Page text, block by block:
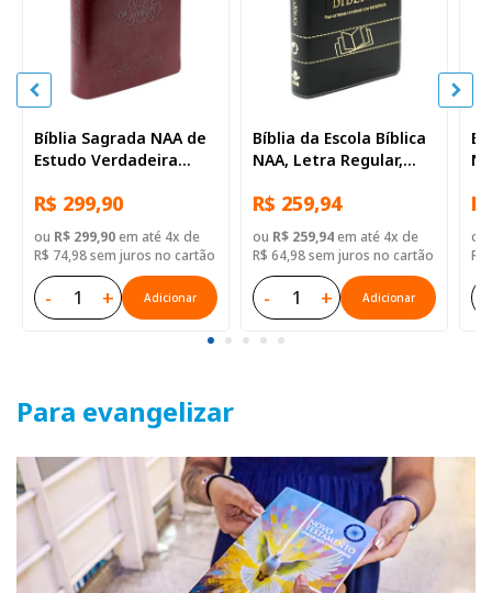
Bíblia Sagrada NAA de
Estudo Verdadeira
Regular, com mapa,
Capa Couro Sintético
Ilustrada Marrom
R$ 299,90
ou R$ 299,90em até 4x de
R$ 74,98 sem juros no cartão
- + Adicionar
Bíblia da Escola Bíblica
NAA, Letra Regular,
Sintético Preta
R$ 259,94
ou R$ 259,94em até 4x de
R$ 64,98 sem juros no cartão
- + Adicionar
ou
R$
Para evangelizar